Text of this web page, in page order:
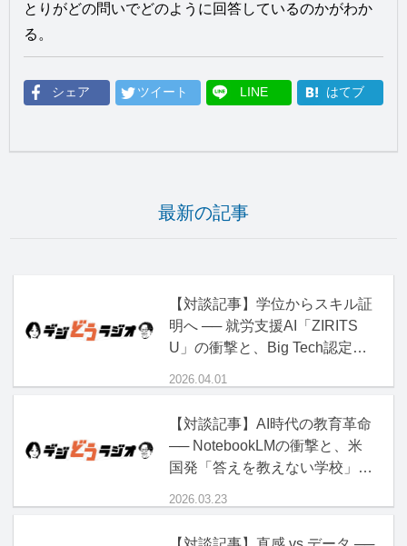
とりがどの問いでどのように回答しているのかがわか
る。
シェア ツイート LINE はてブ
最新の記事
【対談記事】学位からスキル証
明へ ── 就労支援AI「ZIRITS
U」の衝撃と、Big Tech認定資
2026.04.01
【対談記事】AI時代の教育革命
── NotebookLMの衝撃と、米
国発「答えを教えない学校」の
2026.03.23